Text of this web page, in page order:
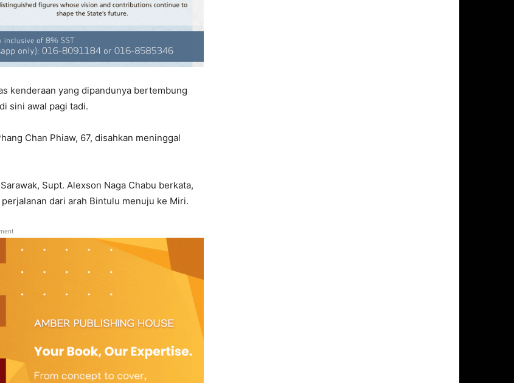
kenderaan yang dipandunya bertembung
sini awal pagi tadi.
Chan Phiaw, 67, disahkan meninggal
Supt. Alexson Naga Chabu berkata,
dari arah Bintulu menuju ke Miri.